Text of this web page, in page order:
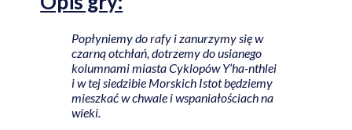
Popłyniemy do rafy i zanurzymy się w
czarną otchłań, dotrzemy do usianego
kolumnami miasta Cyklopów Y’ha-nthlei
i w tej siedzibie Morskich Istot będziemy
mieszkać w chwale i wspaniałościach na
wieki.